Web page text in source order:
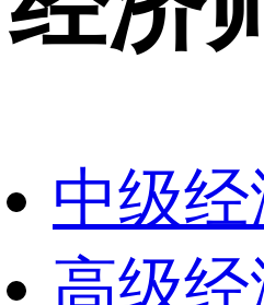
中级
高级